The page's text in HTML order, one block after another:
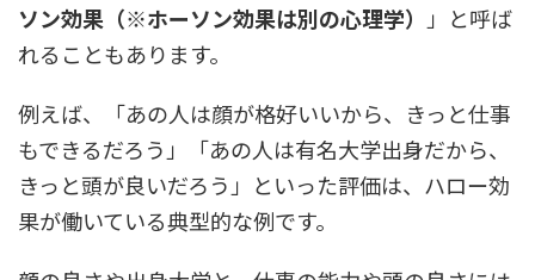
ソン効果（※ホーソン効果は別の心理学） 」と呼ば
れることもあります。
例えば、「あの人は顔が格好いいから、きっと仕事
もできるだろう」「あの人は有名大学出身だから、
きっと頭が良いだろう」といった評価は、ハロー効
果が働いている典型的な例です。